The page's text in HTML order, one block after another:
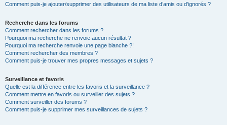
Comment puis-je ajouter/supprimer des utilisateurs de ma liste d’amis ou d’ignorés ?
Recherche dans les forums
Comment rechercher dans les forums ?
Pourquoi ma recherche ne renvoie aucun résultat ?
Pourquoi ma recherche renvoie une page blanche ?!
Comment rechercher des membres ?
Comment puis-je trouver mes propres messages et sujets ?
Surveillance et favoris
Quelle est la différence entre les favoris et la surveillance ?
Comment mettre en favoris ou surveiller des sujets ?
Comment surveiller des forums ?
Comment puis-je supprimer mes surveillances de sujets ?